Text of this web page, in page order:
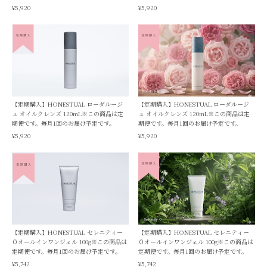
¥5,920
¥5,920
【定期購入】HONESTUAL ローダルージ
ュ オイルクレンズ 120mL※この商品は定
期便です。毎月1回のお届け予定です。
¥5,920
【定期購入】HONESTUAL ローダルージ
ュ オイルクレンズ 120mL※この商品は定
期便です。毎月1回のお届け予定です。
¥5,920
【定期購入】HONESTUAL セレニティー
０オールインワンジェル 100g※この商品は
定期便です。毎月1回のお届け予定です。
¥5,742
【定期購入】HONESTUAL セレニティー
０オールインワンジェル 100g※この商品は
定期便です。毎月1回のお届け予定です。
¥5,742